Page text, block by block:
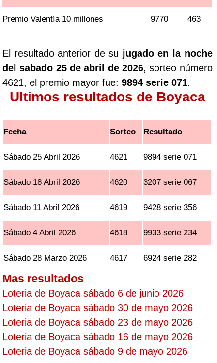
Premio Valentía 10 millones 9770 463
El resultado anterior de su jugado en la noche
del sabado 25 de abril de 2026, sorteo número
4621, el premio mayor fue: 9894 serie 071.
Ultimos resultados de Boyaca
Fecha Sorteo Resultado
Sábado 25 Abril 2026 4621 9894 serie 071
Sábado 18 Abril 2026 4620 3207 serie 067
Sábado 11 Abril 2026 4619 9428 serie 356
Sábado 4 Abril 2026 4618 9933 serie 234
Sábado 28 Marzo 2026 4617 6924 serie 282
Mas resultados
Loteria de Boyaca sábado 6 de junio 2026
Loteria de Boyaca sábado 30 de mayo 2026
Loteria de Boyaca sábado 23 de mayo 2026
Loteria de Boyaca sábado 16 de mayo 2026
Loteria de Boyaca sábado 9 de mayo 2026